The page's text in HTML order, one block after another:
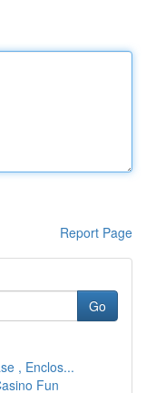
Report Page
Go
, Enclos...
Fun